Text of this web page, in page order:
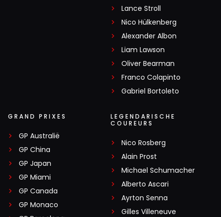
Lance Stroll
Nico Hülkenberg
Alexander Albon
Liam Lawson
Oliver Bearman
Franco Colapinto
Gabriel Bortoleto
GRAND PRIXES
GP Australië
GP China
GP Japan
GP Miami
GP Canada
GP Monaco
LEGENDARISCHE
COUREURS
Nico Rosberg
Alain Prost
Michael Schumacher
Alberto Ascari
Ayrton Senna
Gilles Villeneuve